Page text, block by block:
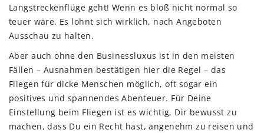
Langstreckenflüge geht! Wenn es bloß nicht normal so
teuer wäre. Es lohnt sich wirklich, nach Angeboten
Ausschau zu halten.
Aber auch ohne den Businessluxus ist in den meisten
Fällen – Ausnahmen bestätigen hier die Regel – das
Fliegen für dicke Menschen möglich, oft sogar ein
positives und spannendes Abenteuer. Für Deine
Einstellung beim Fliegen ist es wichtig, Dir bewusst zu
machen, dass Du ein Recht hast, angenehm zu reisen und